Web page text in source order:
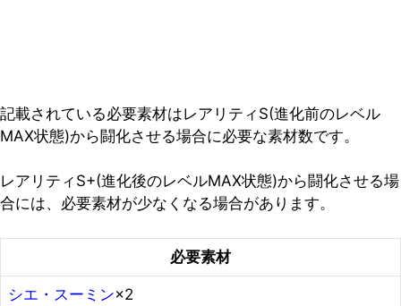
記載されている必要素材はレアリティS(進化前のレベル
MAX状態)から闘化させる場合に必要な素材数です。
レアリティS+(進化後のレベルMAX状態)から闘化させる場
合には、必要素材が少なくなる場合があります。
必要素材
シエ・スーミン×2